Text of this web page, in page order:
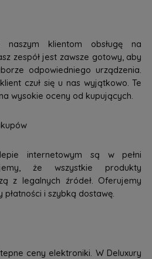
naszym klientom obsługę na
zespół jest zawsze gotowy, aby
odpowiedniego urządzenia.
czuł się u nas wyjątkowo. Te
wysokie oceny od kupujących.
internetowym są w pełni
że wszystkie produkty
z legalnych źródeł. Oferujemy
i szybką dostawę.
ceny elektroniki. W Deluxury